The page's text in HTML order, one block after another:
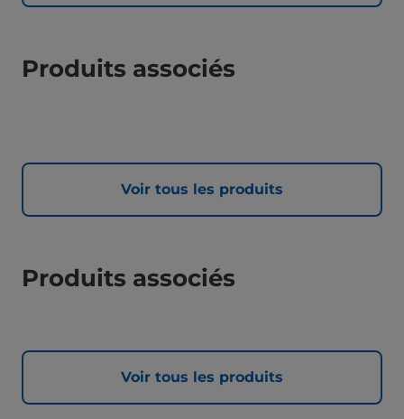
Produits associés
Voir tous les produits
Produits associés
Voir tous les produits